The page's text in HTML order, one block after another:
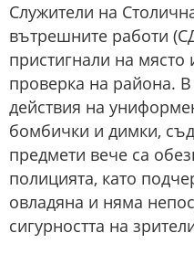
Служители на
вътрешните работи
пристигнали на
проверка на района.
действия на
бомбички и димки,
предмети вече са
полицията, като
овладяна и няма
сигурността на